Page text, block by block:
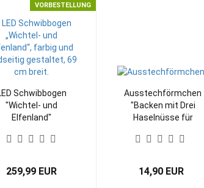
VORBESTELLUNG
Schwibbogen
"Wichtel- und
Elfenland"
259,99 EUR
Ausstechförmchen
"Backen mit Drei
Haselnüsse für
6er-Set
14,90 EUR